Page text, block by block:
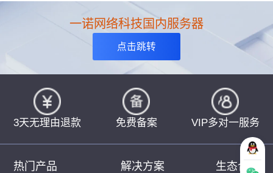
一诺网络科技国内服务器
点击跳转
3天无理由退款 免费备案 VIP多对一服务
热门产品 解决方案 生态合作